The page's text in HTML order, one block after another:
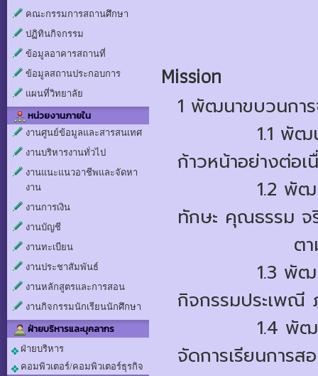
คณะกรรมการสถานศึกษา
ปฏิทินกิจกรรม
ข้อมูลอาคารสถานที่
ข้อมูลสถานประกอบการ
แผนที่วิทยาลัย
หน่วยงานภายใน
งานศูนย์ข้อมูลและสารสนเทศ
งานบริหารงานทั่วไป
งานแนะแนวอาชีพและจัดหา
งาน
งานการเงิน
งานบัญชี
งานทะเบียน
งานประชาสัมพันธ์
งานหลักสูตรและการสอน
งานกิจกรรมนักเรียนนักศึกษา
ฝ่ายบริหารและบุคลากร
ฝ่ายบริหาร
คอมพิวเตอร์/คอมพิวเตอร์ธุรกิจ
Mission
1 พัฒนาขบวนกา
ก้าวหน้าอย่างต่อเ
ทักษะ คุณธรรม
ต
กิจกรรมประเพ
จัดการเรียนการ